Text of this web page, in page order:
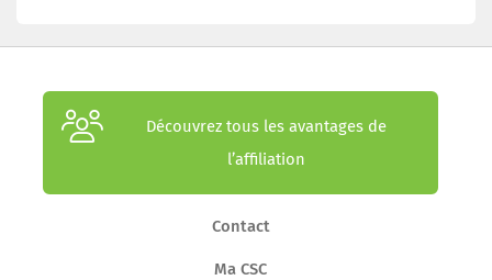
Découvrez tous les avantages de
l’affiliation
Contact
Ma CSC